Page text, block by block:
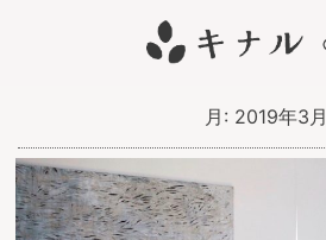
キナル
diary
月: 2019年3月